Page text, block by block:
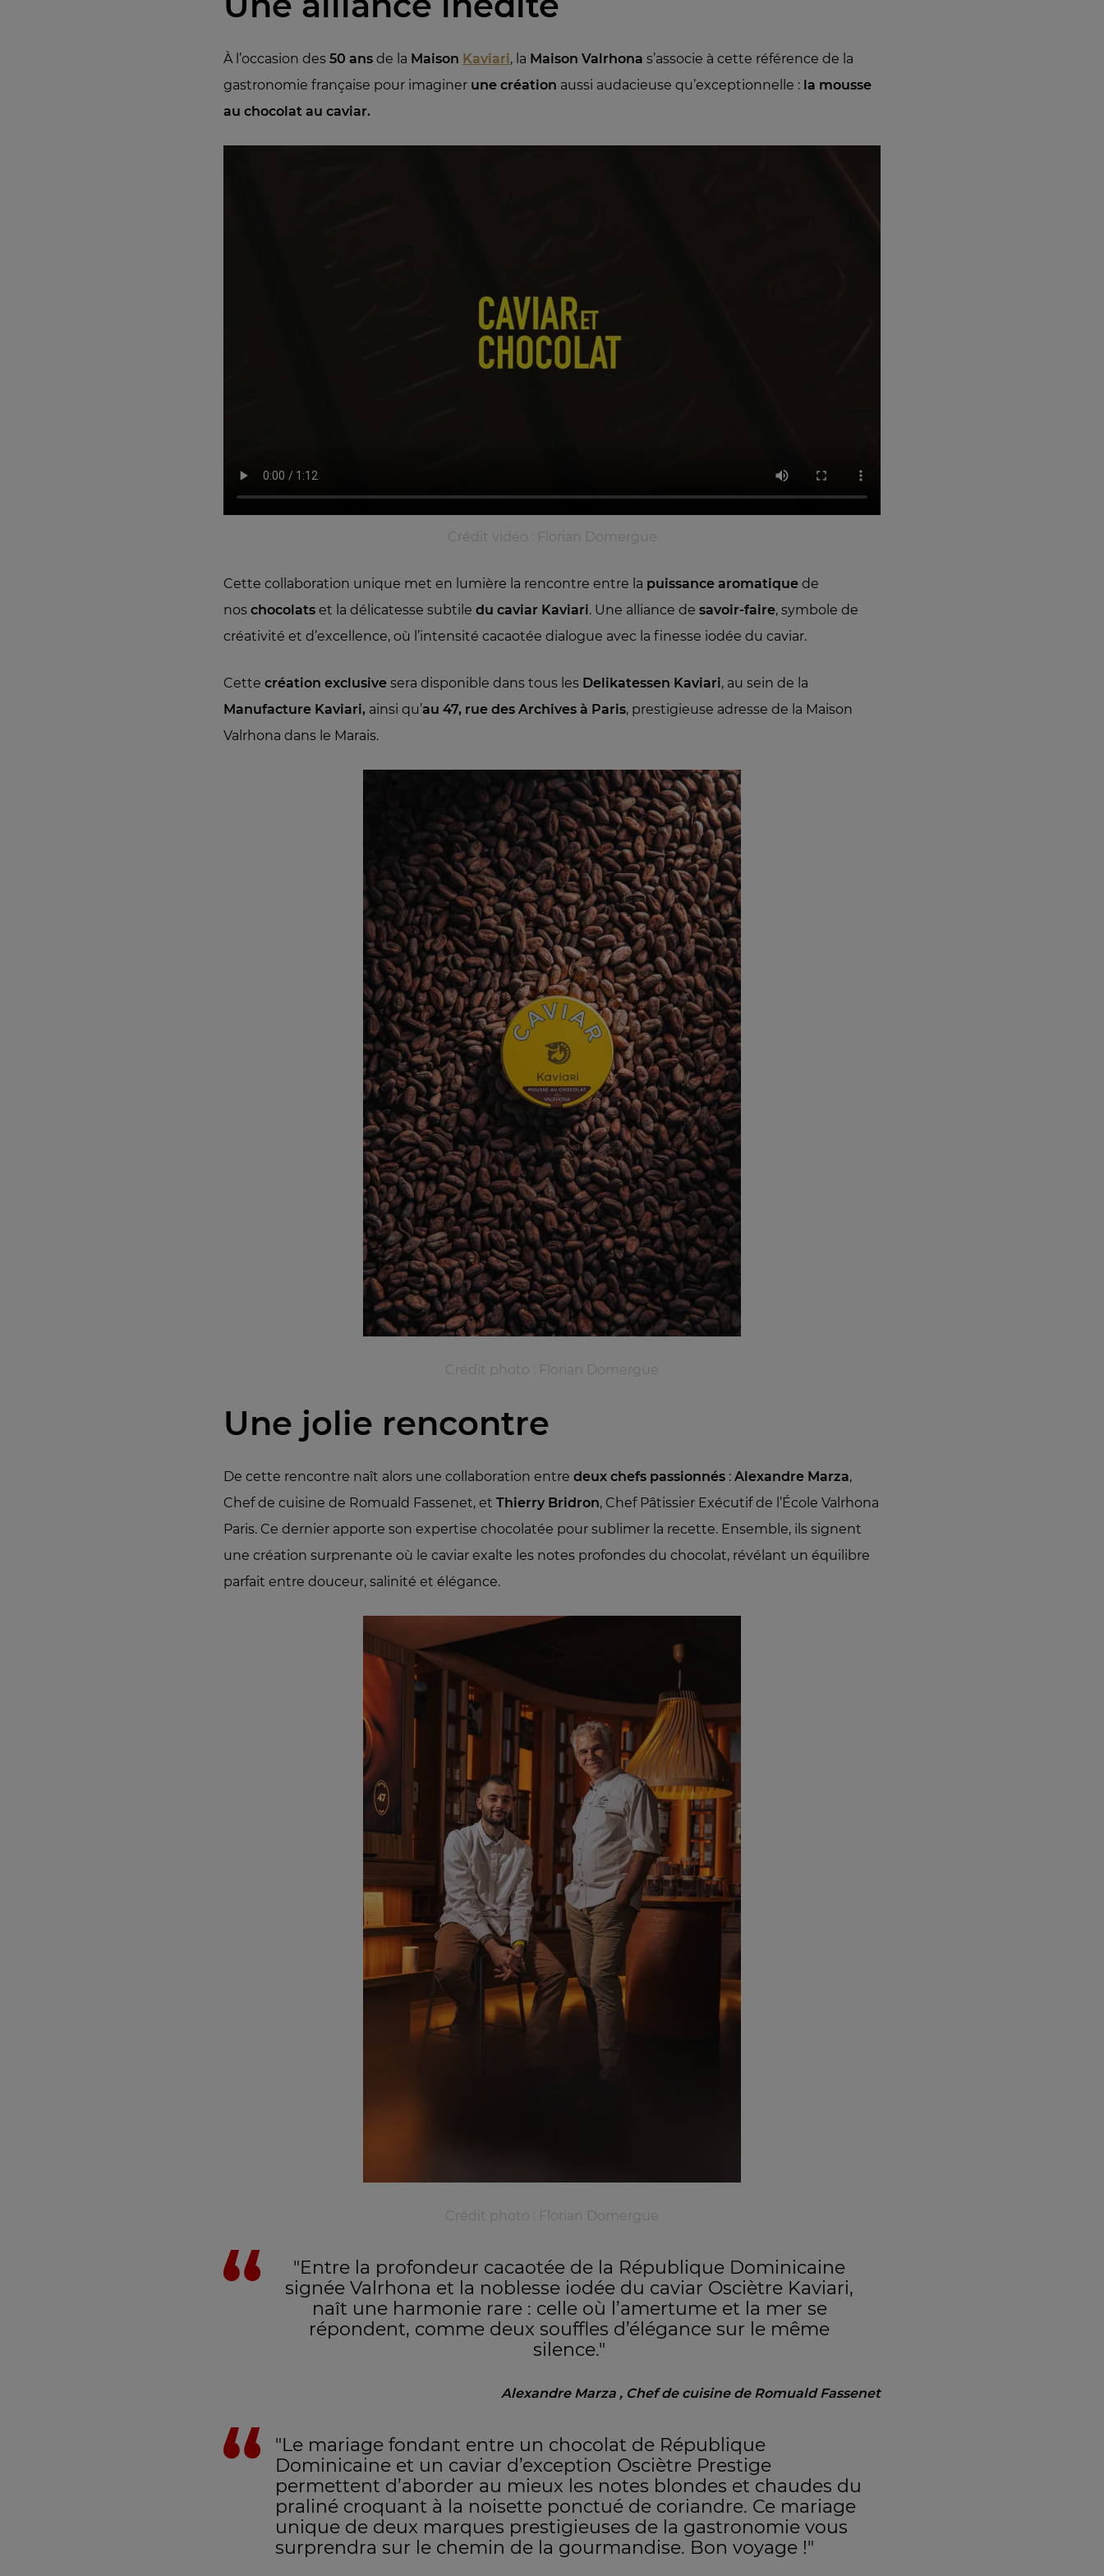
À l’occasion des 50 ans de la Maison Kaviari, la Maison Valrhona s’associe à cette référence de la
gastronomie française pour imaginer une création aussi audacieuse qu’exceptionnelle : la mousse
au chocolat au caviar.
Crédit vidéo : Florian Domergue
Cette collaboration unique met en lumière la rencontre entre la puissance aromatique de
nos chocolats et la délicatesse subtile du caviar Kaviari. Une alliance de savoir-faire, symbole de
créativité et d’excellence, où l’intensité cacaotée dialogue avec la finesse iodée du caviar.
Cette création exclusive sera disponible dans tous les Delikatessen Kaviari, au sein de la
Manufacture Kaviari, ainsi qu’au 47, rue des Archives à Paris, prestigieuse adresse de la Maison
Valrhona dans le Marais.
Crédit photo : Florian Domergue
Une jolie rencontre
De cette rencontre naît alors une collaboration entre deux chefs passionnés : Alexandre Marza,
Chef de cuisine de Romuald Fassenet, et Thierry Bridron, Chef Pâtissier Exécutif de l’École Valrhona
Paris. Ce dernier apporte son expertise chocolatée pour sublimer la recette. Ensemble, ils signent
une création surprenante où le caviar exalte les notes profondes du chocolat, révélant un équilibre
parfait entre douceur, salinité et élégance.
Crédit photo : Florian Domergue
"Entre la profondeur cacaotée de la République Dominicaine
signée Valrhona et la noblesse iodée du caviar Osciètre Kaviari,
naît une harmonie rare : celle où l’amertume et la mer se
répondent, comme deux souffles d’élégance sur le même
silence."
Alexandre Marza , Chef de cuisine de Romuald Fassenet
"Le mariage fondant entre un chocolat de République
Dominicaine et un caviar d’exception Osciètre Prestige
permettent d’aborder au mieux les notes blondes et chaudes du
praliné croquant à la noisette ponctué de coriandre. Ce mariage
unique de deux marques prestigieuses de la gastronomie vous
surprendra sur le chemin de la gourmandise. Bon voyage !"